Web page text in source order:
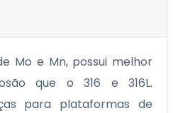
Mo e Mn, possui melhor
que o 316 e 316L.
para plataformas de